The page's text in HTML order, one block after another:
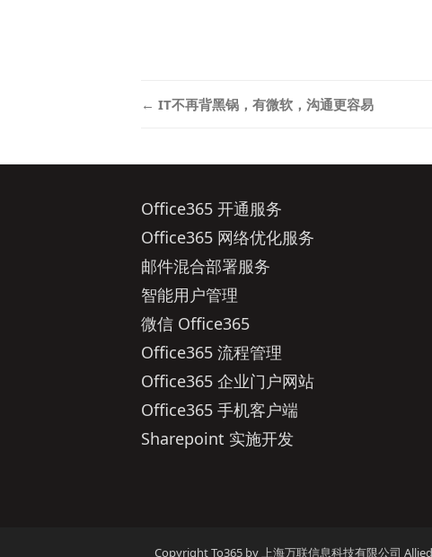
Post
← IT不再背黑锅，有微软，沟通更容易
Office365 开通服务
Office365 网络优化服务
邮件混合部署服务
智能用户管理
微信 Office365
Office365 流程管理
Office365 企业门户网站
Office365 手机客户端
Sharepoint 实施开发
Copyright To365 by 上海万联信息科技有限公司